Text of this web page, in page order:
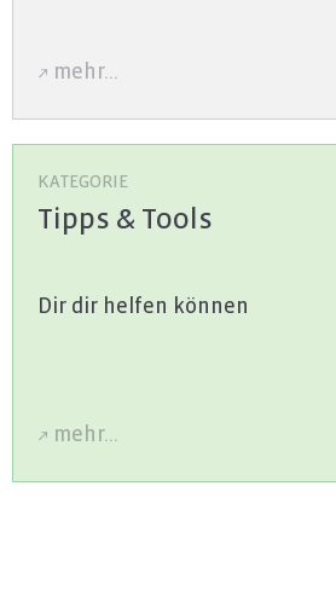
mehr...
KATEGORIE
Tipps & Tools
Dir dir hel­fen kön­nen
mehr...